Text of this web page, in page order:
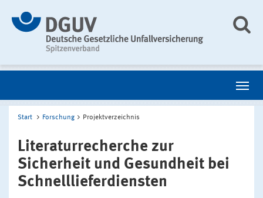
Start Forschung Projektverzeichnis
Literaturrecherche zur
Sicherheit und Gesundheit bei
Schnelllieferdiensten